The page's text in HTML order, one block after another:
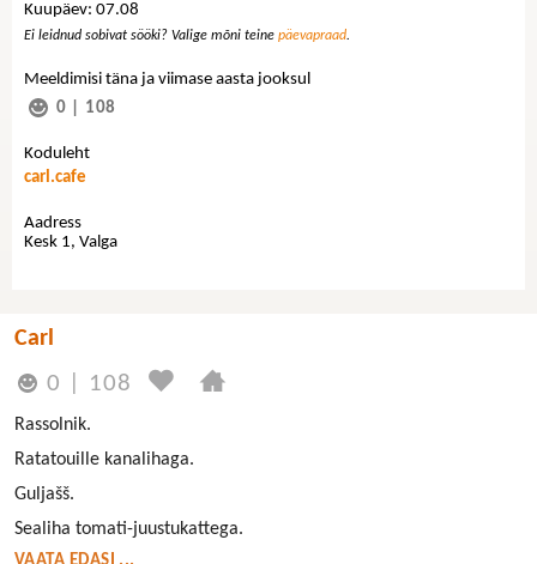
Kuupäev: 07.08
Ei leidnud sobivat sööki? Valige mõni teine päevapraad.
Meeldimisi täna ja viimase aasta jooksul
0
108
Koduleht
carl.cafe
Aadress
Kesk 1, Valga
Carl
0 108
Rassolnik.
Ratatouille kanalihaga.
Guljašš.
Sealiha tomati-juustukattega.